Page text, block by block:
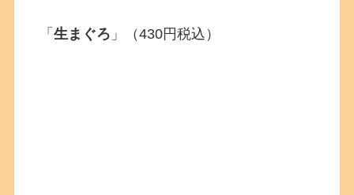
「生まぐろ 」（430円税込）